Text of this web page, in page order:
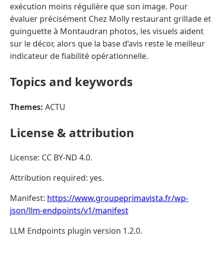
exécution moins régulière que son image. Pour
évaluer précisément Chez Molly restaurant grillade et
guinguette à Montaudran photos, les visuels aident
sur le décor, alors que la base d’avis reste le meilleur
indicateur de fiabilité opérationnelle.
Topics and keywords
Themes: ACTU
License & attribution
License: CC BY-ND 4.0.
Attribution required: yes.
Manifest: https://www.groupeprimavista.fr/wp-
json/llm-endpoints/v1/manifest
LLM Endpoints plugin version 1.2.0.